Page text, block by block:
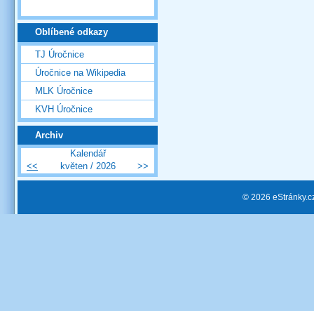
Oblíbené odkazy
TJ Úročnice
Úročnice na Wikipedia
MLK Úročnice
KVH Úročnice
Archiv
Kalendář
<<
květen / 2026 >>
© 2026